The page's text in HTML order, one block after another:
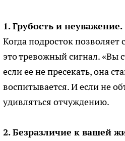
1. Грубость и неуважение.
Когда подросток
это тревожный сигнал. «Вы
если ее не пресекать, она
воспитывается. И если не
удивляться отчуждению.
2. Безразличие к вашей